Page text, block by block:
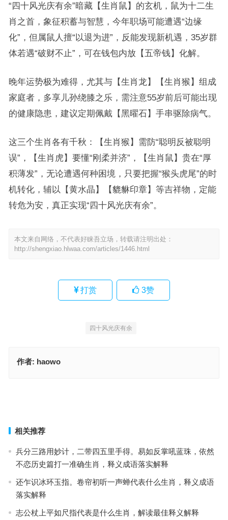
“四十风光庆有余”暗藏【生肖鼠】的玄机，鼠为十二生
肖之首，象征积蓄与智慧，今年职场可能遭遇“边缘
化”，但属鼠人擅“以退为进”，反能发现新机遇，35岁群
体若遇“破财不止”，可在钱包内放【五帝钱】化解。
晚年运势极为难得，尤其与【生肖龙】【生肖猴】组成
家庭者，多享儿孙绕膝之乐，需注意55岁前后可能出现
的健康隐患，建议定期佩戴【黑曜石】手串驱除病气。
这三个生肖各有千秋：【生肖猴】需防“聪明反被聪明
误”，【生肖虎】要懂“刚柔并济”，【生肖鼠】贵在“厚
积薄发”，无论遭遇何种困境，只要把握“猴头虎尾”的时
机转化，辅以【黄水晶】【貔貅印章】等吉祥物，定能
转危为安，真正实现“四十风光庆有余”。
本文来自网络，不代表好睐吾立场，转载请注明出处：
http://shengxiao.hlwaa.com/articles/1446.html
打赏 3赞
四十风光庆有余
作者: haowo
相关推荐
兵分三路用妙计，二带四五里手得。易如反掌吼蓝珠，依然
不恋历史篇打一准确生肖，释义成语落实解释
还乍识冰环玉指。卷帘初听一声蝉代表什么生肖，释义成语
落实解释
志公杖上平如尺指代表是什么生肖，解读最佳释义解释